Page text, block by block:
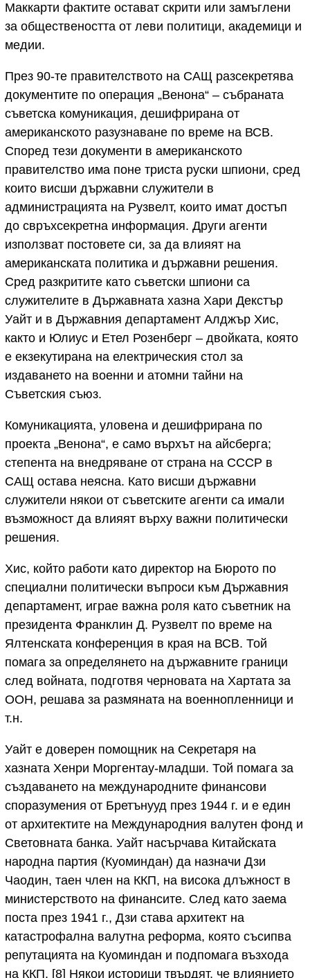
Маккарти фактите остават скрити или замъглени
за обществеността от леви политици, академици и
медии.
През 90-те правителството на САЩ разсекретява
документите по операция „Венона“ – събраната
съветска комуникация, дешифрирана от
американското разузнаване по време на ВСВ.
Според тези документи в американското
правителство има поне триста руски шпиони, сред
които висши държавни служители в
администрацията на Рузвелт, които имат достъп
до свръхсекретна информация. Други агенти
използват постовете си, за да влияят на
американската политика и държавни решения.
Сред разкритите като съветски шпиони са
служителите в Държавната хазна Хари Декстър
Уайт и в Държавния департамент Алджър Хис,
както и Юлиус и Етел Розенберг – двойката, която
е екзекутирана на електрическия стол за
издаването на военни и атомни тайни на
Съветския съюз.
Комуникацията, уловена и дешифрирана по
проекта „Венона“, е само върхът на айсберга;
степента на внедряване от страна на СССР в
САЩ остава неясна. Като висши държавни
служители някои от съветските агенти са имали
възможност да влияят върху важни политически
решения.
Хис, който работи като директор на Бюрото по
специални политически въпроси към Държавния
департамент, играе важна роля като съветник на
президента Франклин Д. Рузвелт по време на
Ялтенската конференция в края на ВСВ. Той
помага за определянето на държавните граници
след войната, подготвя черновата на Хартата за
ООН, решава за размяната на военнопленници и
т.н.
Уайт е доверен помощник на Секретаря на
хазната Хенри Моргентау-младши. Той помага за
създаването на международните финансови
споразумения от Бретънууд през 1944 г. и е един
от архитектите на Международния валутен фонд и
Световната банка. Уайт насърчава Китайската
народна партия (Куоминдан) да назначи Дзи
Чаодин, таен член на ККП, на висока длъжност в
министерството на финансите. След като заема
поста през 1941 г., Дзи става архитект на
катастрофална валутна реформа, която съсипва
репутацията на Куоминдан и подпомага възхода
на ККП. [8] Някои историци твърдят, че влиянието